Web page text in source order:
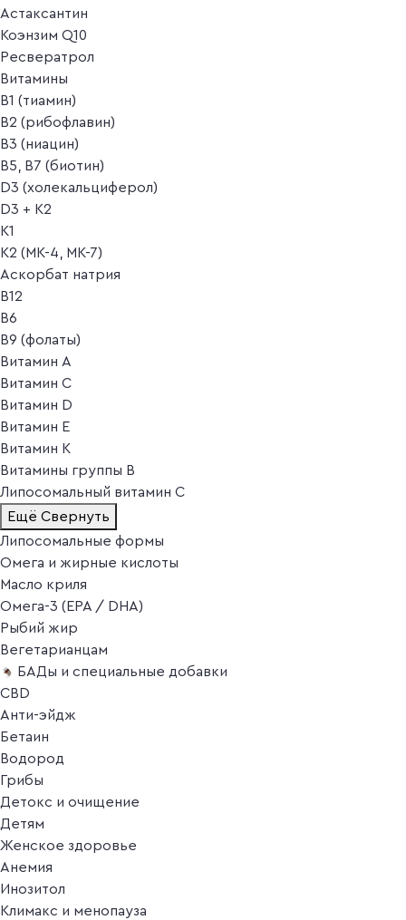
Астаксантин
Коэнзим Q10
Ресвератрол
Витамины
B1 (тиамин)
B2 (рибофлавин)
B3 (ниацин)
B5, B7 (биотин)
D3 (холекальциферол)
D3 + K2
K1
K2 (MK-4, MK-7)
Аскорбат натрия
В12
В6
В9 (фолаты)
Витамин A
Витамин C
Витамин D
Витамин E
Витамин K
Витамины группы B
Липосомальный витамин C
Ещё Свернуть
Липосомальные формы
Омега и жирные кислоты
Масло криля
Омега-3 (EPA / DHA)
Рыбий жир
Вегетарианцам
БАДы и специальные добавки
CBD
Анти-эйдж
Бетаин
Водород
Грибы
Детокс и очищение
Детям
Женское здоровье
Анемия
Инозитол
Климакс и менопауза